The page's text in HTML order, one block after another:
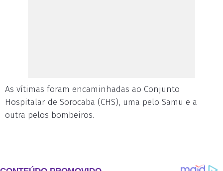
As vítimas foram encaminhadas ao Conjunto
Hospitalar de Sorocaba (CHS), uma pelo Samu e a
outra pelos bombeiros.